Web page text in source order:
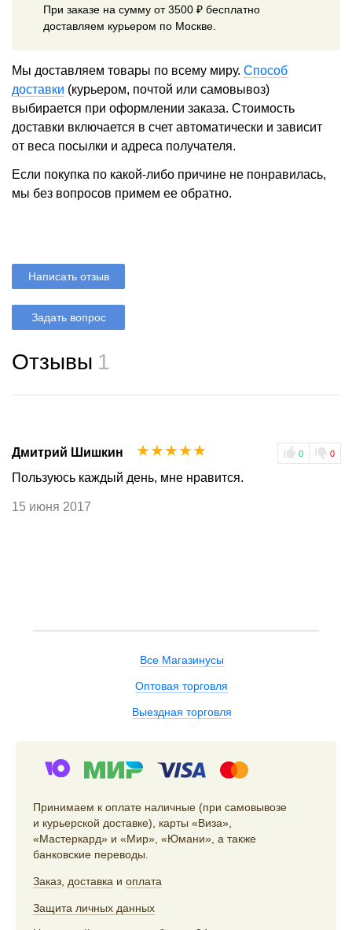
При заказе на сумму от 3500 ₽ бесплатно
доставляем курьером по Москве.
Мы доставляем товары по всему миру. Способ
доставки (курьером, почтой или самовывоз)
выбирается при оформлении заказа. Стоимость
доставки включается в счет автоматически и зависит
от веса посылки и адреса получателя.
Если покупка по какой-либо причине не понравилась,
мы без вопросов примем ее обратно.
Написать отзыв
Задать вопрос
Отзывы 1
Дмитрий Шишкин 0 0
☆
☆
☆
☆
☆
Пользуюсь каждый день, мне нравится.
15 июня 2017
Все Магазинусы
Оптовая торговля
Выездная торговля
Принимаем к оплате наличные (при самовывозе
и курьерской доставке), карты «Виза»,
«Мастеркард» и «Мир», «Юмани», а также
банковские переводы.
Заказ доставка и оплата
Защита личных данных